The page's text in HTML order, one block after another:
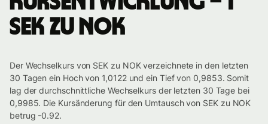
SEK zu NOK
Der Wechselkurs von SEK zu NOK verzeichnete in den letzten
30 Tagen ein Hoch von 1,0122 und ein Tief von 0,9853. Somit
lag der durchschnittliche Wechselkurs der letzten 30 Tage bei
0,9985. Die Kursänderung für den Umtausch von SEK zu NOK
betrug -0.92.